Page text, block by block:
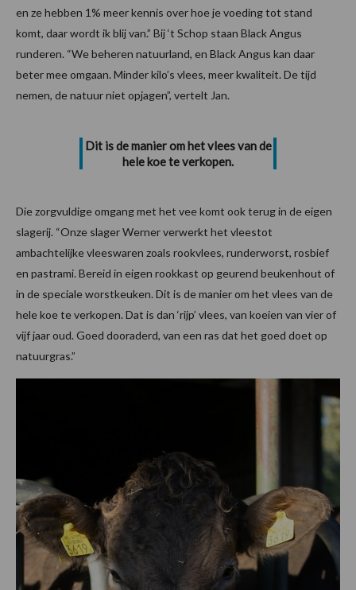
en ze hebben 1% meer kennis over hoe je voeding tot stand
komt, daar wordt ik blij van.” Bij ‘t Schop staan Black Angus
runderen. “We beheren natuurland, en Black Angus kan daar
beter mee omgaan. Minder kilo’s vlees, meer kwaliteit. De tijd
nemen, de natuur niet opjagen”, vertelt Jan.
Dit is de manier om het vlees van de
hele koe te verkopen.
Die zorgvuldige omgang met het vee komt ook terug in de eigen
slagerij. “Onze slager Werner verwerkt het vleestot
ambachtelijke vleeswaren zoals rookvlees, runderworst, rosbief
en pastrami. Bereid in eigen rookkast op geurend beukenhout of
in de speciale worstkeuken. Dit is de manier om het vlees van de
hele koe te verkopen. Dat is dan ‘rijp’ vlees, van koeien van vier of
vijf jaar oud. Goed dooraderd, van een ras dat het goed doet op
natuurgras.”